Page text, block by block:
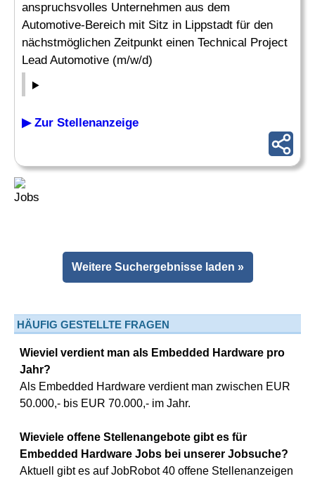
anspruchsvolles Unternehmen aus dem
Automotive-Bereich mit Sitz in Lippstadt für den
nächstmöglichen Zeitpunkt einen Technical Project
Lead Automotive (m/w/d)
▶ Zur Stellenanzeige
Weitere Suchergebnisse laden »
HÄUFIG GESTELLTE FRAGEN
Wieviel verdient man als Embedded Hardware pro
Jahr?
Als Embedded Hardware verdient man zwischen EUR
50.000,- bis EUR 70.000,- im Jahr.
Wieviele offene Stellenangebote gibt es für
Embedded Hardware Jobs bei unserer Jobsuche?
Aktuell gibt es auf JobRobot 40 offene Stellenanzeigen